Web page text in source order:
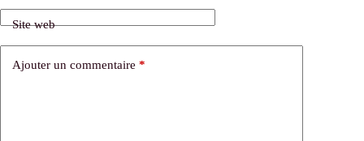
Site web
Ajouter un commentaire *